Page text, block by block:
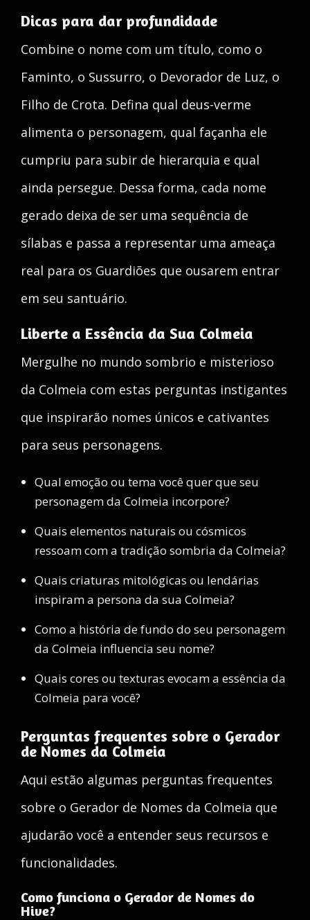
Dicas para dar profundidade
Combine o nome com um título, como o
Faminto, o Sussurro, o Devorador de Luz, o
Filho de Crota. Defina qual deus-verme
alimenta o personagem, qual façanha ele
cumpriu para subir de hierarquia e qual
ainda persegue. Dessa forma, cada nome
gerado deixa de ser uma sequência de
sílabas e passa a representar uma ameaça
real para os Guardiões que ousarem entrar
em seu santuário.
Liberte a Essência da Sua Colmeia
Mergulhe no mundo sombrio e misterioso
da Colmeia com estas perguntas instigantes
que inspirarão nomes únicos e cativantes
para seus personagens.
Qual emoção ou tema você quer que seu
personagem da Colmeia incorpore?
Quais elementos naturais ou cósmicos
ressoam com a tradição sombria da Colmeia?
Quais criaturas mitológicas ou lendárias
inspiram a persona da sua Colmeia?
Como a história de fundo do seu personagem
da Colmeia influencia seu nome?
Quais cores ou texturas evocam a essência da
Colmeia para você?
Perguntas frequentes sobre o Gerador
de Nomes da Colmeia
Aqui estão algumas perguntas frequentes
sobre o Gerador de Nomes da Colmeia que
ajudarão você a entender seus recursos e
funcionalidades.
Como funciona o Gerador de Nomes do
Hive?